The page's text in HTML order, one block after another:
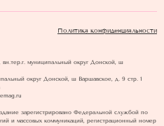
Политика конфиденциальности
муниципальный округ Донской, ш
округ Донской, ш Варшавское, д. 9 стр. 1
зарегистрировано Федеральной службой по
и массовых коммуникаций, регистрационный номер